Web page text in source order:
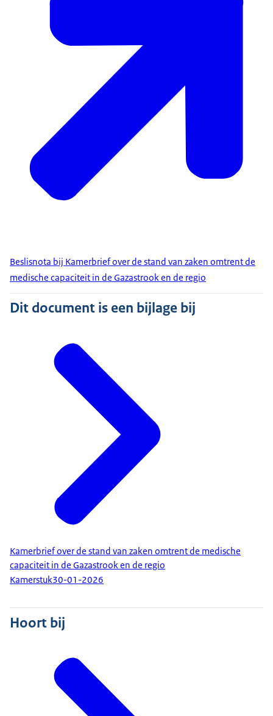
Beslisnota bij Kamerbrief over de stand van zaken omtrent de
medische capaciteit in de Gazastrook en de regio
Dit document is een bijlage bij
Kamerbrief over de stand van zaken omtrent de medische
capaciteit in de Gazastrook en de regio
Kamerstuk30-01-2026
Hoort bij